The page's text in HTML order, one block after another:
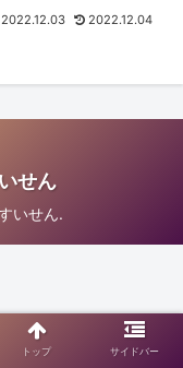
2022.12.03 2022.12.04
せん
いせん.
トップ サイドバー